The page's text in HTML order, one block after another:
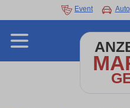
Event Auto